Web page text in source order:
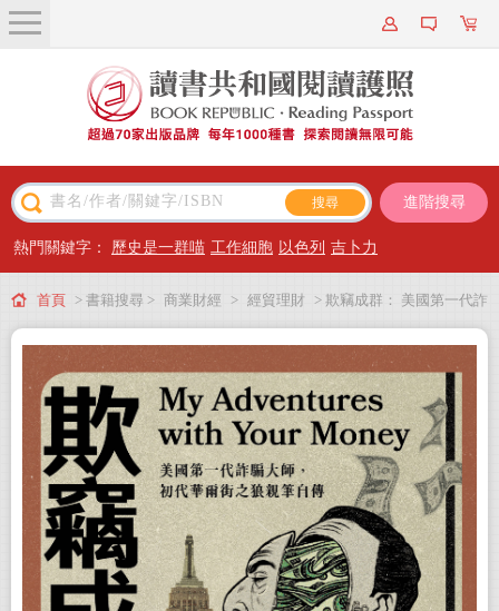
關於我們
近期新書
主題閱讀
出版專區
會員專屬
會員儲值方案
進階搜尋
熱門關鍵字： 歷史是一群喵 工作細胞 以色列 吉卜力
首頁 > 書籍搜尋 > 商業財經 > 經貿理財 > 欺竊成群： 美國第一代詐
騙大師，初代華爾街之狼親筆自傳